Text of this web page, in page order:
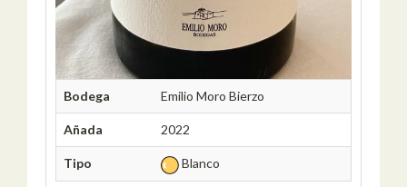
Bodega Emilio Moro Bierzo
Añada 2022
Tipo Blanco